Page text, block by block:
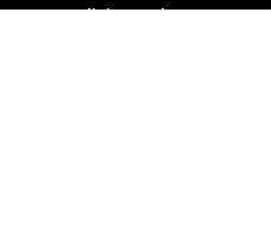
Condiciones de Venta